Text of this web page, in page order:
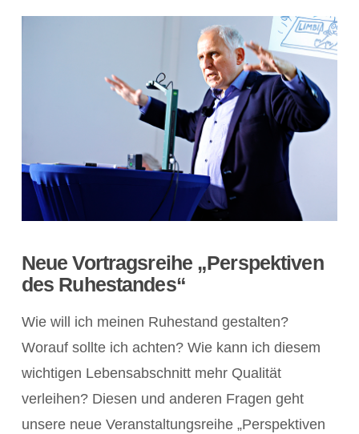
Neue Vortragsreihe „Perspektiven
des Ruhestandes“
Wie will ich meinen Ruhestand gestalten?
Worauf sollte ich achten? Wie kann ich diesem
wichtigen Lebensabschnitt mehr Qualität
verleihen? Diesen und anderen Fragen geht
unsere neue Veranstaltungsreihe „Perspektiven